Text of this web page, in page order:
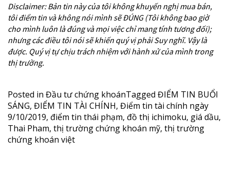
Disclaimer: Bản tin này của tôi không khuyến nghị mua bán,
tôi điểm tin và không nói mình sẽ ĐÚNG (Tôi không bao giờ
cho mình luôn là đúng và mọi việc chỉ mang tính tương đối);
nhưng các điều tôi nói sẽ khiến quý vị phải Suy nghĩ. Vậy là
được. Quý vị tự chịu trách nhiệm với hành xử của mình trong
thị trường.
Posted in Đầu tư chứng khoánTagged ĐIỂM TIN BUỔI
SÁNG, ĐIỂM TIN TÀI CHÍNH, Điểm tin tài chính ngày
9/10/2019, điểm tin thái phạm, đồ thị ichimoku, giá dầu,
Thai Pham, thị trường chứng khoán mỹ, thị trường
chứng khoán việt